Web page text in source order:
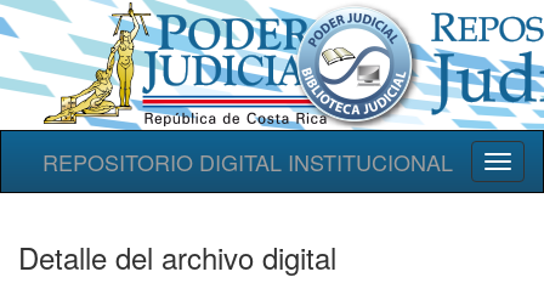
REPOSITORIO DIGITAL INSTITUCIONAL
Detalle del archivo digital